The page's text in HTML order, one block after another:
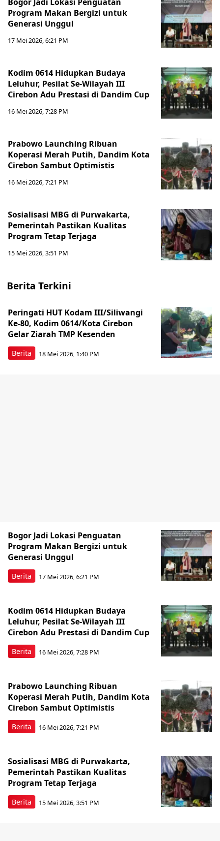
Program Makan Bergizi untuk
Generasi Unggul
17 Mei 2026, 6:21 PM
Kodim 0614 Hidupkan Budaya
Leluhur, Pesilat Se-Wilayah III
Cirebon Adu Prestasi di Dandim Cup
16 Mei 2026, 7:28 PM
Prabowo Launching Ribuan
Koperasi Merah Putih, Dandim Kota
Cirebon Sambut Optimistis
16 Mei 2026, 7:21 PM
Sosialisasi MBG di Purwakarta,
Pemerintah Pastikan Kualitas
Program Tetap Terjaga
15 Mei 2026, 3:51 PM
Berita Terkini
Berita
Peringati HUT Kodam III/Siliwangi
Ke-80, Kodim 0614/Kota Cirebon
Gelar Ziarah TMP Kesenden
18 Mei 2026, 1:40 PM
Berita
Bogor Jadi Lokasi Penguatan
Program Makan Bergizi untuk
Generasi Unggul
17 Mei 2026, 6:21 PM
Berita
Kodim 0614 Hidupkan Budaya
Leluhur, Pesilat Se-Wilayah III
Cirebon Adu Prestasi di Dandim Cup
16 Mei 2026, 7:28 PM
Berita
Prabowo Launching Ribuan
Koperasi Merah Putih, Dandim Kota
Cirebon Sambut Optimistis
16 Mei 2026, 7:21 PM
Berita
Sosialisasi MBG di Purwakarta,
Pemerintah Pastikan Kualitas
Program Tetap Terjaga
15 Mei 2026, 3:51 PM